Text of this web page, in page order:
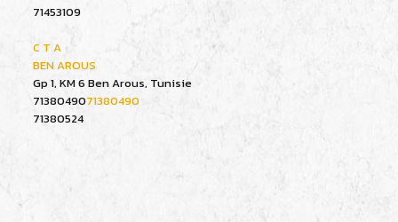
71453109
C T A
BEN AROUS
Gp 1, KM 6 Ben Arous, Tunisie
7138049071380490
71380524